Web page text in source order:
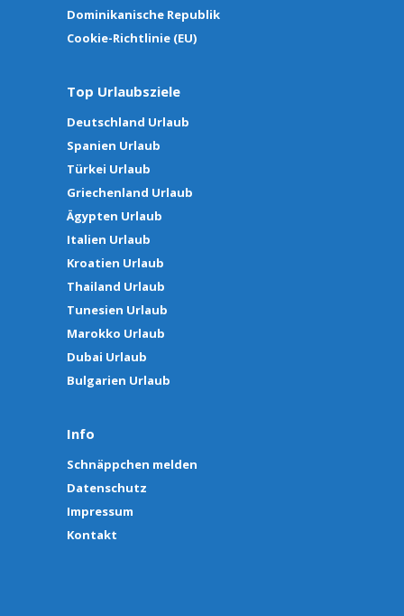
Dominikanische Republik
Cookie-Richtlinie (EU)
Top Urlaubsziele
Deutschland Urlaub
Spanien Urlaub
Türkei Urlaub
Griechenland Urlaub
Ägypten Urlaub
Italien Urlaub
Kroatien Urlaub
Thailand Urlaub
Tunesien Urlaub
Marokko Urlaub
Dubai Urlaub
Bulgarien Urlaub
Info
Schnäppchen melden
Datenschutz
Impressum
Kontakt